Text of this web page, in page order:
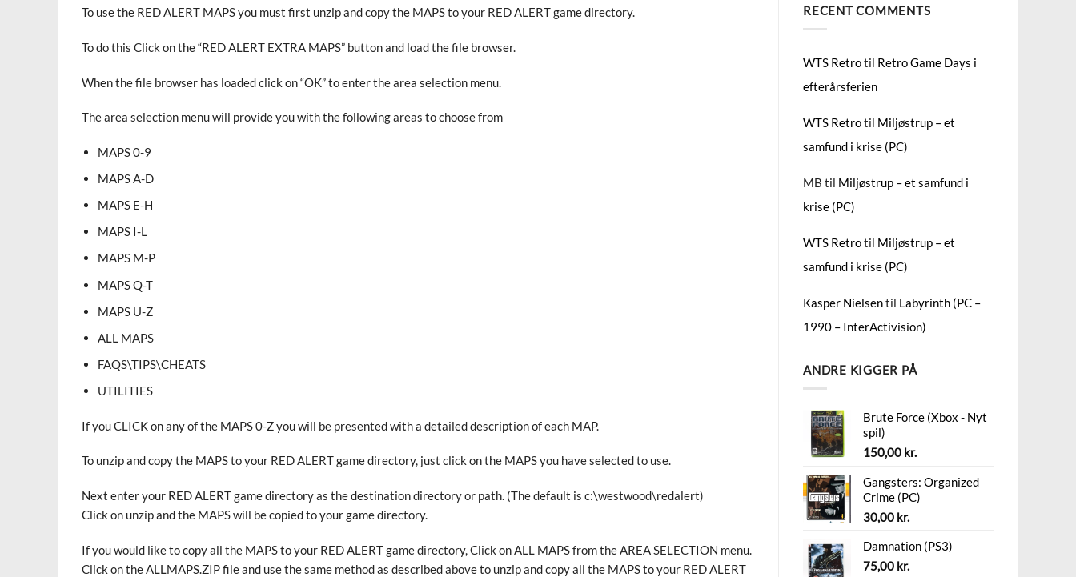
To use the RED ALERT MAPS you must first unzip and copy the MAPS to your RED ALERT game directory.
To do this Click on the “RED ALERT EXTRA MAPS” button and load the file browser.
When the file browser has loaded click on “OK” to enter the area selection menu.
The area selection menu will provide you with the following areas to choose from
MAPS 0-9
MAPS A-D
MAPS E-H
MAPS I-L
MAPS M-P
MAPS Q-T
MAPS U-Z
ALL MAPS
FAQS\TIPS\CHEATS
UTILITIES
If you CLICK on any of the MAPS 0-Z you will be presented with a detailed description of each MAP.
To unzip and copy the MAPS to your RED ALERT game directory, just click on the MAPS you have selected to use.
Next enter your RED ALERT game directory as the destination directory or path. (The default is c:\westwood\redalert)
Click on unzip and the MAPS will be copied to your game directory.
If you would like to copy all the MAPS to your RED ALERT game directory, Click on ALL MAPS from the AREA SELECTION menu.
Click on the ALLMAPS.ZIP file and use the same method as described above to unzip and copy all the MAPS to your RED ALERT
RECENT COMMENTS
WTS Retrotil Retro Game Days i
efterårsferien
WTS Retrotil Miljøstrup – et
samfund i krise (PC)
MB til Miljøstrup – et samfund i
krise (PC)
WTS Retrotil Miljøstrup – et
samfund i krise (PC)
Kasper Nielsentil Labyrinth (PC –
1990 – InterActivision)
ANDRE KIGGER PÅ
Brute Force (Xbox - Nyt
spil)
150,00 kr.
Gangsters: Organized
Crime (PC)
30,00 kr.
Damnation (PS3)
75,00 kr.